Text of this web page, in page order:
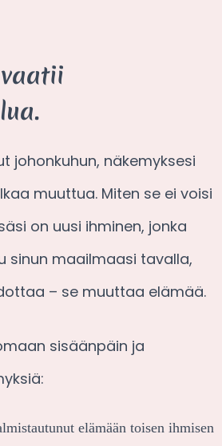
johonkuhun, näkemyksesi
muuttua. Miten se ei voisi
on uusi ihminen, jonka
sinun maailmaasi tavalla,
– se muuttaa elämää.
sisäänpäin ja
elämään toisen ihmisen